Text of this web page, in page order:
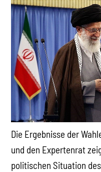
Die Ergebnisse der
und den Expertenrat
politischen Situation